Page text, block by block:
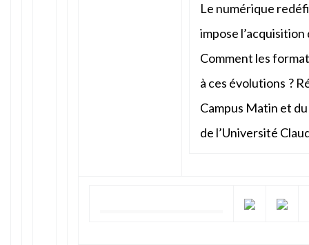
Le numérique
impose
Comment les
à ces évolutions ?
Campus Matin et
de l’Université